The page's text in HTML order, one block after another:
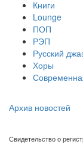
Книги
Lounge
ПОП
РЭП
Русский
Хоры
Архив новостей
Свидетельство о